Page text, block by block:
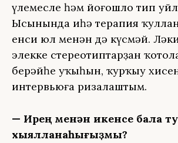
үлемесле һәм йоғошло тип
Ысынында иһә терапия
енси юл менән дә күсмәй.
элекке стереотиптарҙан
берәйһе уҡыһын, ҡурҡыу
интервьюға ризалаштым.
— Ирең менән икенсе бала
хыялланаһығыҙмы?